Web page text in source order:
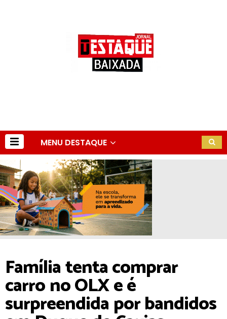
MENU DESTAQUE
Família tenta comprar
carro no OLX e é
surpreendida por bandidos